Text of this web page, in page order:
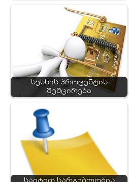
სესხის პროცენტის
შემცირება